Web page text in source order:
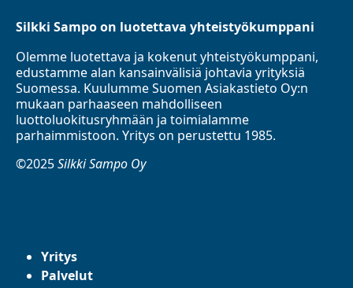
Silkki Sampo on luotettava yhteistyökumppani
Olemme luotettava ja kokenut yhteistyökumppani,
edustamme alan kansainvälisiä johtavia yrityksiä
Suomessa. Kuulumme Suomen Asiakastieto Oy:n
mukaan parhaaseen mahdolliseen
luottoluokitusryhmään ja toimialamme
parhaimmistoon. Yritys on perustettu 1985.
©2025Silkki Sampo Oy
Yritys
Palvelut